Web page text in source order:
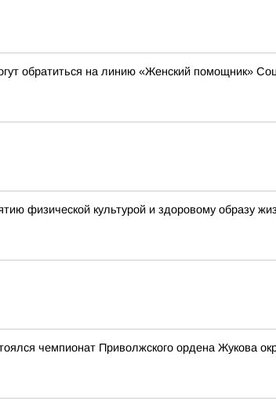
обратиться на линию «Женский помощник»
физической культурой и здоровому образу
чемпионат Приволжского ордена Жукова